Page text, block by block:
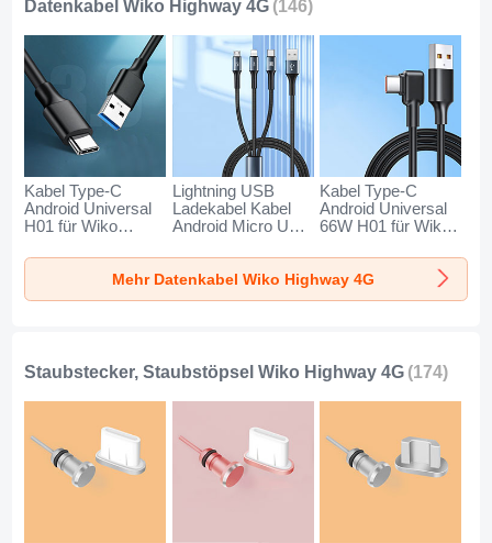
Datenkabel Wiko Highway 4G (146)
Kabel Type-C
Android Universal
H01 für Wiko
Dunkelgrau
Lightning USB
Ladekabel Kabel
Android Micro USB
für Wiko Highway
4G Schwarz
Kabel Type-C
Android Universal
66W H01 für Wiko
Schwarz
Mehr Datenkabel Wiko Highway 4G
Staubstecker, Staubstöpsel Wiko Highway 4G (174)